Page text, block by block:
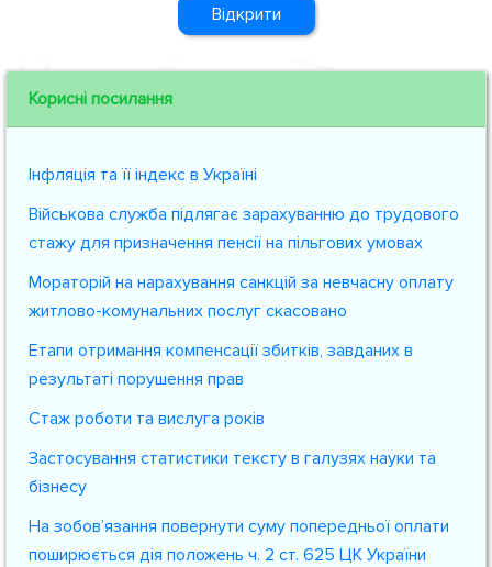
Відкрити
Корисні посилання
Інфляція та її індекс в Україні
Військова служба підлягає зарахуванню до трудового
стажу для призначення пенсії на пільгових умовах
Мораторій на нарахування санкцій за невчасну оплату
житлово-комунальних послуг скасовано
Етапи отримання компенсації збитків, завданих в
результаті порушення прав
Стаж роботи та вислуга років
Застосування статистики тексту в галузях науки та
бізнесу
На зобов’язання повернути суму попередньої оплати
поширюється дія положень ч. 2 ст. 625 ЦК України